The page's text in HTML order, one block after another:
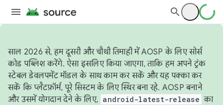
साल 2026 से, हम दूसरी और चौथी तिमाही में AOSP के लिए सोर्स
कोड पब्लिश करेंगे. ऐसा इसलिए किया जाएगा, ताकि हम अपने ट्रंक
स्टेबल डेवलपमेंट मॉडल के साथ काम कर सकें और यह पक्का कर
सकें कि प्लैटफ़ॉर्म, पूरे सिस्टम के लिए स्थिर बना रहे. AOSP बनाने
और उसमें योगदान देने के लिए, android-latest-release का